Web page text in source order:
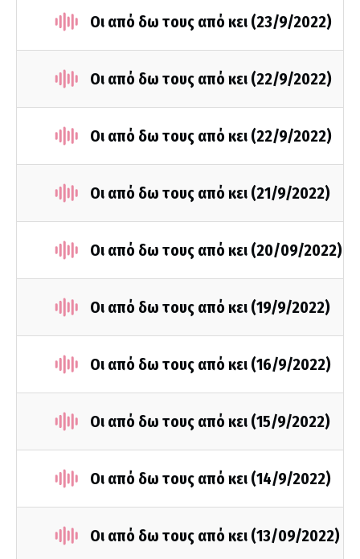
Οι από δω τους από κει (23/9/2022)
Οι από δω τους από κει (22/9/2022)
Οι από δω τους από κει (22/9/2022)
Οι από δω τους από κει (21/9/2022)
Οι από δω τους από κει (20/09/2022)
Οι από δω τους από κει (19/9/2022)
Οι από δω τους από κει (16/9/2022)
Οι από δω τους από κει (15/9/2022)
Οι από δω τους από κει (14/9/2022)
Οι από δω τους από κει (13/09/2022)